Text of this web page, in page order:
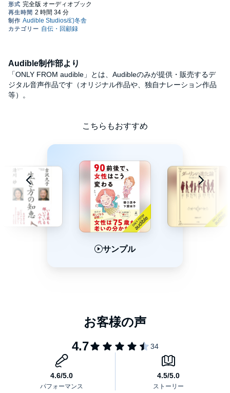
めましょう。
遅かれ早かれ、再会できるものと信じましょう。
【目次抜粋】
はじめに
85歳からのテレビデビュー ●ワタシ、80歳過ぎてから初体験ば
みんなが自分のことを好きだと思いこむ ●ワタシ、超ポジティブ
です
第二章 体を鍛え、身なりを整えれば、20歳は若くいられる
糖尿病ですが、何か？ ●ワタシ、長年、血糖値コントロール生活
長女・未知子が教えてくれたこと ●ワタシ、長女が61歳になりま
還暦の未知子とのコレカラ～これからの3年計画 ●ワタシ、3年計
画があるんです
未知子と弘之のおまけのトークタイム
Audible制作部より
「ONLY FROM audible」とは、Audibleのみが提供・販売するデ
ジタル音声作品です（オリジナル作品や、独自ナレーション作品
等）。
こちらもおすすめ
サンプル